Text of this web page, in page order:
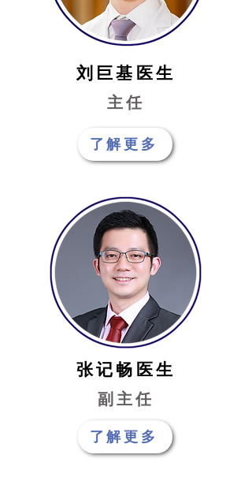
​刘巨基医生
主任
了解更多
张记畅医生
副主任
了解更多